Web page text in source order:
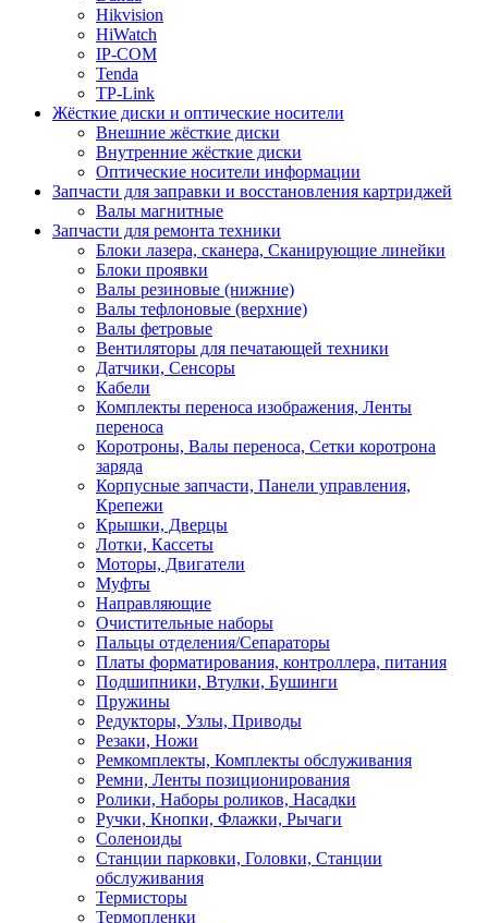
Hikvision
HiWatch
IP-COM
Tenda
TP-Link
Жёсткие диски и оптические носители
Внешние жёсткие диски
Внутренние жёсткие диски
Оптические носители информации
Запчасти для заправки и восстановления картриджей
Валы магнитные
Запчасти для ремонта техники
Блоки лазера, сканера, Сканирующие линейки
Блоки проявки
Валы резиновые (нижние)
Валы тефлоновые (верхние)
Валы фетровые
Вентиляторы для печатающей техники
Датчики, Сенсоры
Кабели
Комплекты переноса изображения, Ленты
переноса
Коротроны, Валы переноса, Сетки коротрона
заряда
Корпусные запчасти, Панели управления,
Крепежи
Крышки, Дверцы
Лотки, Кассеты
Моторы, Двигатели
Муфты
Направляющие
Очистительные наборы
Пальцы отделения/Сепараторы
Платы форматирования, контроллера, питания
Подшипники, Втулки, Бушинги
Пружины
Редукторы, Узлы, Приводы
Резаки, Ножи
Ремкомплекты, Комплекты обслуживания
Ремни, Ленты позиционирования
Ролики, Наборы роликов, Насадки
Ручки, Кнопки, Флажки, Рычаги
Соленоиды
Станции парковки, Головки, Станции
обслуживания
Термисторы
Термопленки